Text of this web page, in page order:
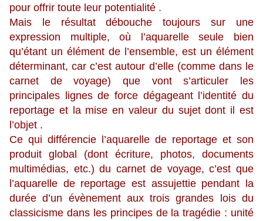
pour offrir toute leur potentialité .
Mais le résultat débouche toujours sur une
expression multiple, où l’aquarelle seule bien
qu’étant un élément de l’ensemble, est un élément
déterminant, car c’est autour d’elle (comme dans le
carnet de voyage) que vont s’articuler les
principales lignes de force dégageant l’identité du
reportage et la mise en valeur du sujet dont il est
l’objet .
Ce qui différencie l’aquarelle de reportage et son
produit global (dont écriture, photos, documents
multimédias, etc.) du carnet de voyage, c’est que
l’aquarelle de reportage est assujettie pendant la
durée d’un évènement aux trois grandes lois du
classicisme dans les principes de la tragédie : unité